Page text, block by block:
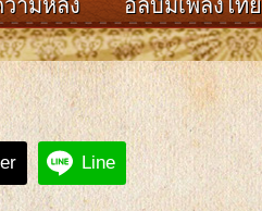
Line